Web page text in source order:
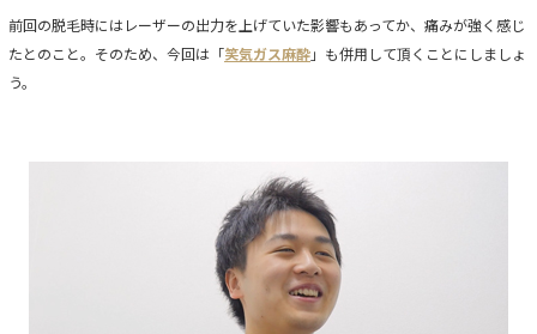
前回の脱毛時にはレーザーの出力を上げていた影響もあってか、痛みが強く感じ
たとのこと。そのため、今回は「笑気ガス麻酔」も併用して頂くことにしましょ
う。